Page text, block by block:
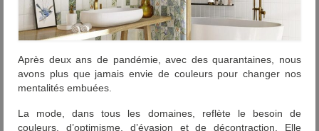
Outlet
Showrooms
Contact
FAQ
Après deux ans de pandémie, avec des quarantaines, nous
avons plus que jamais envie de couleurs pour changer nos
mentalités embuées.
La mode, dans tous les domaines, reflète le besoin de
couleurs, d’optimisme, d’évasion et de décontraction. Elle